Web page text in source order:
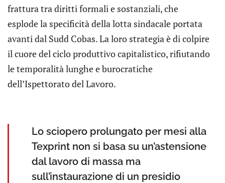
frattura tra diritti formali e sostanziali, che
esplode la specificità della lotta sindacale portata
avanti dal Sudd Cobas. La loro strategia è di colpire
il cuore del ciclo produttivo capitalistico, rifiutando
le temporalità lunghe e burocratiche
dell’Ispettorato del Lavoro.
Lo sciopero prolungato per mesi alla
Texprint non si basa su un’astensione
dal lavoro di massa ma
sull’instaurazione di un presidio